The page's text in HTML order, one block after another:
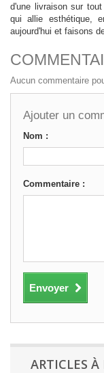
d'une livraison sur
qui allie esthétique,
aujourd'hui et faisons
Aucun commentaire
Ajouter un
Nom :
Commentaire :
Envoyer
ARTICLES